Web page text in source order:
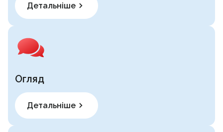
Детальніше
Огляд
Детальніше